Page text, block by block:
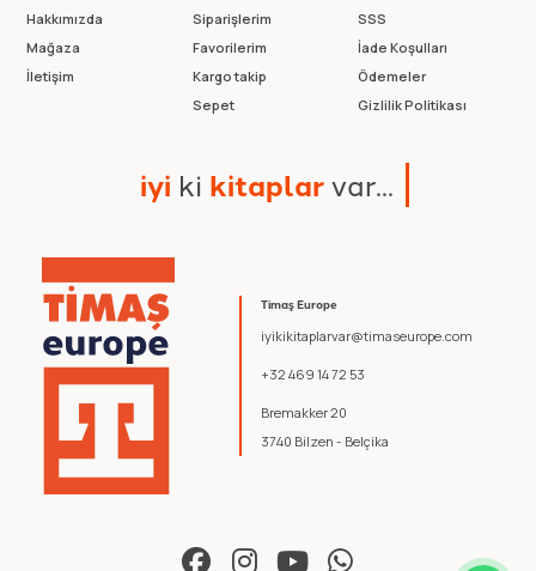
Timaş Europe
iyikikitaplarvar@timaseurope.com
+32 469 14 72 53
Bremakker 20
3740 Bilzen - Belçika
Hakkımızda
Mağaza
İletişim
Siparişlerim
Favorilerim
Kargo takip
Sepet
SSS
İade Koşulları
Ödemeler
Gizlilik Politikası
iyi ki kitaplarvar...